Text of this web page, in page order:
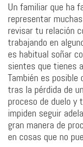
Un familiar que ha
representar
revisar tu relación
trabajando en
es habitual soñar
sientes que tienes
También es
tras la pérdida de
proceso de duelo y
impiden seguir
gran manera de
en cosas que no